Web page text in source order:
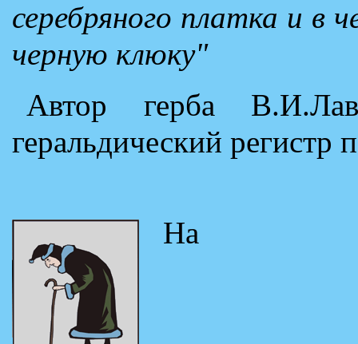
серебряного платка и в
черную клюку"
Автор герба
геральдический